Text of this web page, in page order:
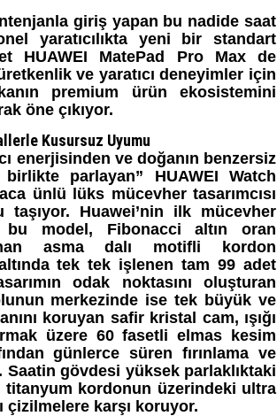
giriş yapan bu nadide saat
yaratıcılıkta yeni bir standart
HUAWEI MatePad Pro Max de
ve yaratıcı deneyimler için
premium ürün ekosistemini
öne çıkıyor.
Kusursuz Uyumu
enerjisinden ve doğanın benzersiz
parlayan” HUAWEI Watch
ünlü lüks mücevher tasarımcısı
taşıyor. Huawei’nin ilk mücevher
bu model, Fibonacci altın oran
asma dalı motifli kordon
tek tek işlenen tam 99 adet
odak noktasını oluşturan
merkezinde ise tek büyük ve
koruyan safir kristal cam, ışığı
üzere 60 fasetli elmas kesim
günlerce süren fırınlama ve
gövdesi yüksek parlaklıktaki
titanyum kordonun üzerindeki ultra
çizilmelere karşı koruyor.